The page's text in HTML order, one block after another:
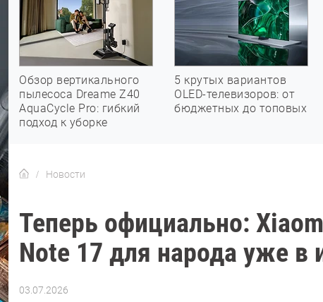
Обзор вертикального
пылесоса Dreame Z40
AquaCycle Pro: гибкий
подход к уборке
5 крутых вариантов
OLED-телевизоров: от
бюджетных до топовых
Новости
Теперь официально:
Note 17 для народа уже в
03.07.2026